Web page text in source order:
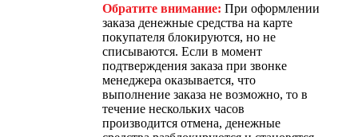
Обратите внимание: При оформлении
заказа денежные средства на карте
покупателя блокируются, но не
списываются. Если в момент
подтверждения заказа при звонке
менеджера оказывается, что
выполнение заказа не возможно, то в
течение нескольких часов
производится отмена, денежные